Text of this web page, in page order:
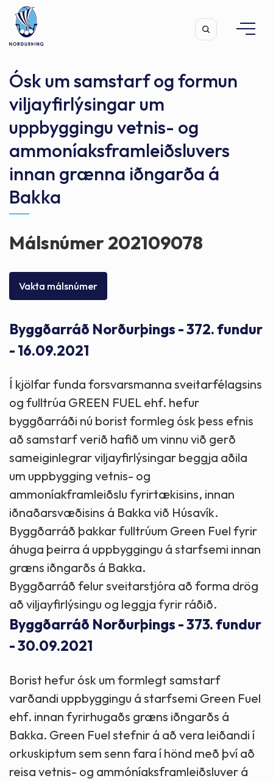
Leita
Ósk um samstarf og formun
viljayfirlýsingar um
uppbyggingu vetnis- og
ammoníaksframleiðsluvers
innan grænna iðngarða á
Bakka
Málsnúmer 202109078
Vakta málsnúmer
Byggðarráð Norðurþings - 372. fundur
- 16.09.2021
Í kjölfar funda forsvarsmanna sveitarfélagsins
og fulltrúa GREEN FUEL ehf. hefur
byggðarráði nú borist formleg ósk þess efnis
að samstarf verið hafið um vinnu við gerð
sameiginlegrar viljayfirlýsingar beggja aðila
um uppbygging vetnis- og
ammoníakframleiðslu fyrirtækisins, innan
iðnaðarsvæðisins á Bakka við Húsavík.
Byggðarráð þakkar fulltrúum Green Fuel fyrir
áhuga þeirra á uppbyggingu á starfsemi innan
græns iðngarðs á Bakka.
Byggðarráð felur sveitarstjóra að forma drög
að viljayfirlýsingu og leggja fyrir ráðið.
Byggðarráð Norðurþings - 373. fundur
- 30.09.2021
Borist hefur ósk um formlegt samstarf
varðandi uppbyggingu á starfsemi Green Fuel
ehf. innan fyrirhugaðs græns iðngarðs á
Bakka. Green Fuel stefnir á að vera leiðandi í
orkuskiptum sem senn fara í hönd með því að
reisa vetnis- og ammóníaksframleiðsluver á